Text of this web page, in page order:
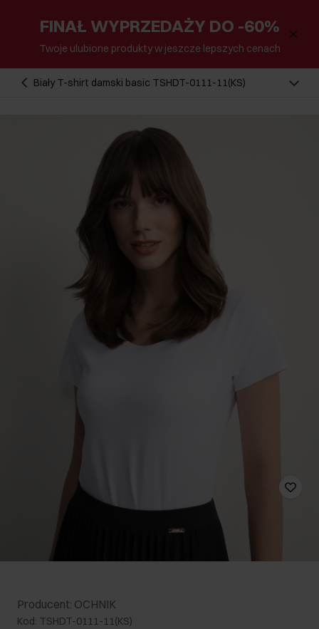
FINAŁ WYPRZEDAŻY DO -60%
Twoje ulubione produkty w jeszcze lepszych cenach
Biały T-shirt damski basic TSHDT-0111-11(KS)
Producent: OCHNIK
Kod: TSHDT-0111-11(KS)